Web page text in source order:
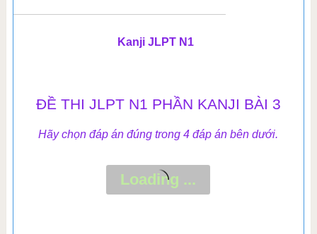
Kanji JLPT N1
ĐỀ THI JLPT N1 PHẦN KANJI BÀI 3
Hãy chọn đáp án đúng trong 4 đáp án bên dưới.